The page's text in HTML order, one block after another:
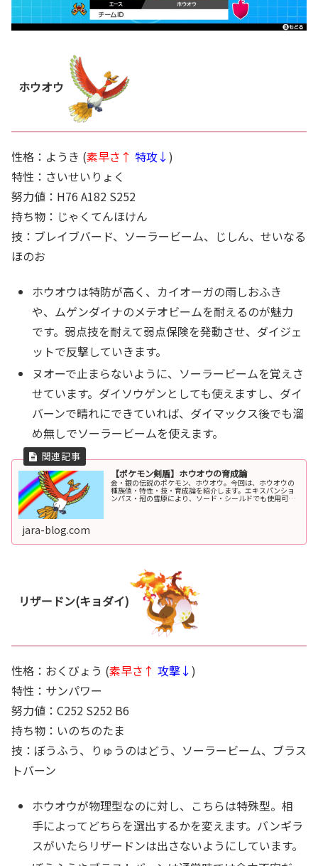
ホウオウ
性格：ようき (素早さ↑ 特攻↓ )
特性：さいせいりょく
努力値：H76 A182 S252
持ち物：じゃくてんほけん
技：ブレイブバード、ソーラービーム、じしん、せいなる
ほのお
ホウオウは特防が高く、カイオーガの雨しおふき
や、ムゲンダイナのメテオビームを耐えるのが魅力
です。弱点技を耐えて弱点保険を発動させ、ダイジェ
ットで反撃していきます。
ヌオーで止まらないように、ソーラービームを覚えさ
せています。ダイソウゲンとしても使えますし、ダイ
バーンで晴れにできていれば、ダイマックス後でも溜
め無しでソーラービームを使えます。
【ポケモン剣盾】ホウオウの育成論
金・銀の伝説のポケモン、ホウオウ。今回は、ホウオウの
種族値・特性・技・育成論を紹介します。エキスパンショ
ンパス・冠の雪原により、ソード・シールドでも使用可能
jara-blog.com
リザードン(キョダイ)
性格：おくびょう (素早さ↑ 攻撃↓ )
特性：サンパワー
努力値：C252 S252 B6
持ち物：いのちのたま
技：ぼうふう、りゅうのはどう、ソーラービーム、ブラス
トバーン
ホウオウが物理型なのに対し、こちらは特殊型。相
手によってどちらを選出するかを変えます。バンギラ
スがいたらリザードンは出さないようにしています。